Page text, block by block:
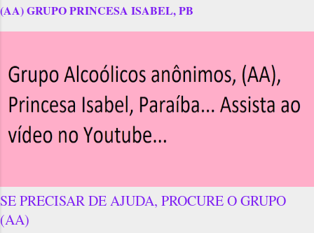
(AA) GRUPO PRINCESA ISABEL, PB
SE PRECISAR DE AJUDA, PROCURE O GRUPO
(AA)